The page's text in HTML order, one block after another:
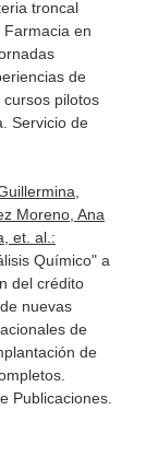
troncal
en
de
pilotos
Servicio de
Moreno, Ana
et. al.:
Químico" a
del crédito
nuevas
de
de
.
Publicaciones.